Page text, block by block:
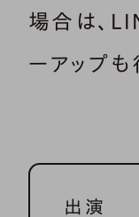
場合は、
ーアップも
出演